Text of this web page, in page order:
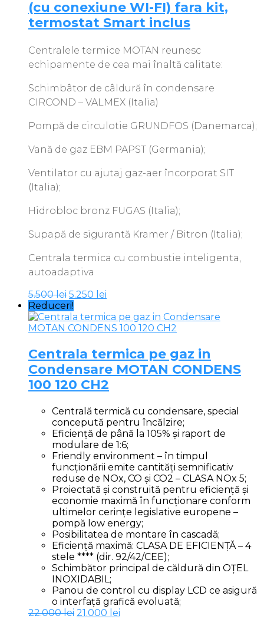
(cu conexiune WI-FI) fara kit,
termostat Smart inclus
Centralele termice MOTAN reunesc
echipamente de cea mai înaltă calitate:
Schimbâtor de câldură în condensare
CIRCOND – VALMEX (Italia)
Pompă de circulotie GRUNDFOS (Danemarca);
Vană de gaz EBM PAPST (Germania);
Ventilator cu ajutaj gaz-aer încorporat SIT
(Italia);
Hidrobloc bronz FUGAS (Italia);
Supapă de sigurantă Kramer / Bitron (Italia);
Centrala termica cu combustie inteligenta,
autoadaptiva
5.500lei Prețul
inițial
a
fost:
5.250 lei
este:
5.250 lei.
Reduceri!
Centrala termica pe gaz in
Condensare MOTAN CONDENS
100 120 CH2
Centrală termică cu condensare, special
concepută pentru încălzire;
Eficiență de până la 105% și raport de
modulare de 1:6;
Friendly environment – în timpul
funcționării emite cantități semnificativ
reduse de NOx, CO și CO2 – CLASA NOx 5;
Proiectată și construită pentru eficiență și
economie maximă în funcționare conform
ultimelor cerințe legislative europene –
pompă low energy;
Posibilitatea de montare în cascadă;
Eficiență maximă: CLASA DE EFICIENȚĂ – 4
stele **** (dir. 92/42/CEE);
Schimbător principal de căldură din OȚEL
INOXIDABIL;
Panou de control cu display LCD ce asigură
o interfață grafică evoluată;
22.000lei Prețul
21.000 lei